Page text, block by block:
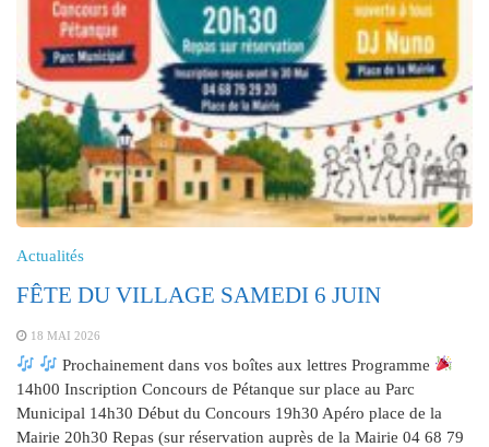
Actualités
FÊTE DU VILLAGE SAMEDI 6 JUIN
18 MAI 2026
Prochainement dans vos boîtes aux lettres Programme
14h00 Inscription Concours de Pétanque sur place au Parc
Municipal 14h30 Début du Concours 19h30 Apéro place de la
Mairie 20h30 Repas (sur réservation auprès de la Mairie 04 68 79